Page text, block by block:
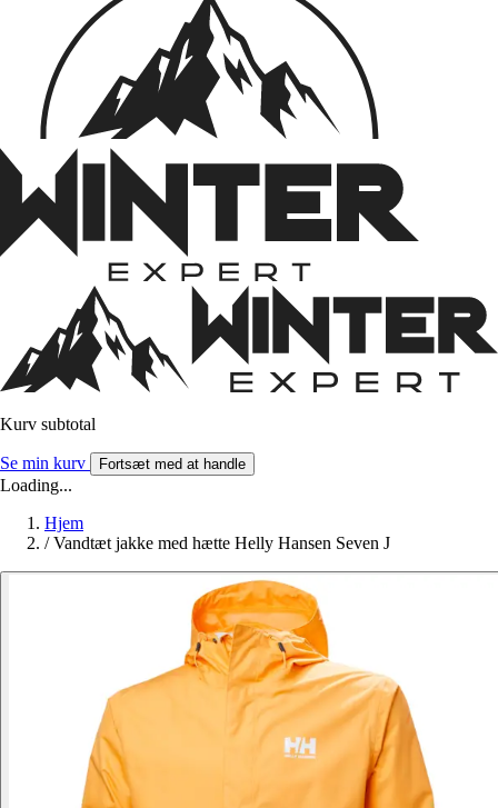
Kurv subtotal
Se min kurv Fortsæt med at handle
Loading...
Hjem
/ Vandtæt jakke med hætte Helly Hansen Seven J